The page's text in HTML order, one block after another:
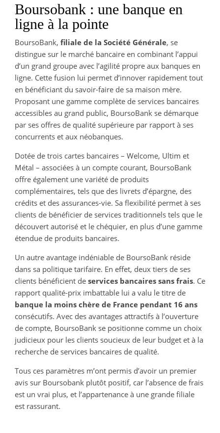
Boursobank : une banque en
ligne à la pointe
BoursoBank, filiale de la Société Générale, se
distingue sur le marché bancaire en combinant l’appui
d’un grand groupe avec l’agilité propre aux banques en
ligne. Cette fusion lui permet d’innover rapidement tout
en bénéficiant du savoir-faire de sa maison mère.
Proposant une gamme complète de services bancaires
accessibles au grand public, BoursoBank se démarque
par ses offres de qualité supérieure par rapport à ses
concurrents et aux néobanques.
Dotée de trois cartes bancaires – Welcome, Ultim et
Métal – associées à un compte courant, BoursoBank
offre également une variété de produits
complémentaires, tels que des livrets d’épargne, des
crédits et des assurances-vie. Sa flexibilité permet à ses
clients de bénéficier de services traditionnels tels que le
découvert autorisé et le chéquier, en plus d’une gamme
étendue de produits bancaires.
Un autre avantage indéniable de BoursoBank réside
dans sa politique tarifaire. En effet, deux tiers de ses
clients bénéficient de services bancaires sans frais. Ce
rapport qualité-prix imbattable lui a valu le titre de
banque la moins chère de France pendant 16 ans
consécutifs. Avec des avantages attractifs à l’ouverture
de compte, BoursoBank se positionne comme un choix
judicieux pour les clients soucieux de leur budget et à la
recherche de services bancaires de qualité.
Tous ces paramètres m’ont permis d’avoir un premier
avis sur Boursobank plutôt positif, car l’absence de frais
est un vrai plus, et l’appartenance à une grande filiale
est rassurant.